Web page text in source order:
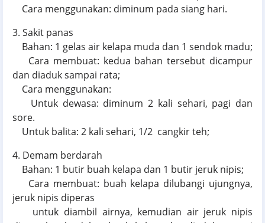
Cara menggunakan: diminum pada siang hari.
3. Sakit panas
Bahan: 1 gelas air kelapa muda dan 1 sendok madu;
Cara membuat: kedua bahan tersebut dicampur
dan diaduk sampai rata;
Cara menggunakan:
Untuk dewasa: diminum 2 kali sehari, pagi dan
sore.
Untuk balita: 2 kali sehari, 1/2 cangkir teh;
4. Demam berdarah
Bahan: 1 butir buah kelapa dan 1 butir jeruk nipis;
Cara membuat: buah kelapa dilubangi ujungnya,
jeruk nipis diperas
untuk diambil airnya, kemudian air jeruk nipis